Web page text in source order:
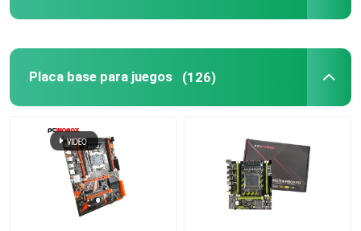
Placa base para juegos (126)